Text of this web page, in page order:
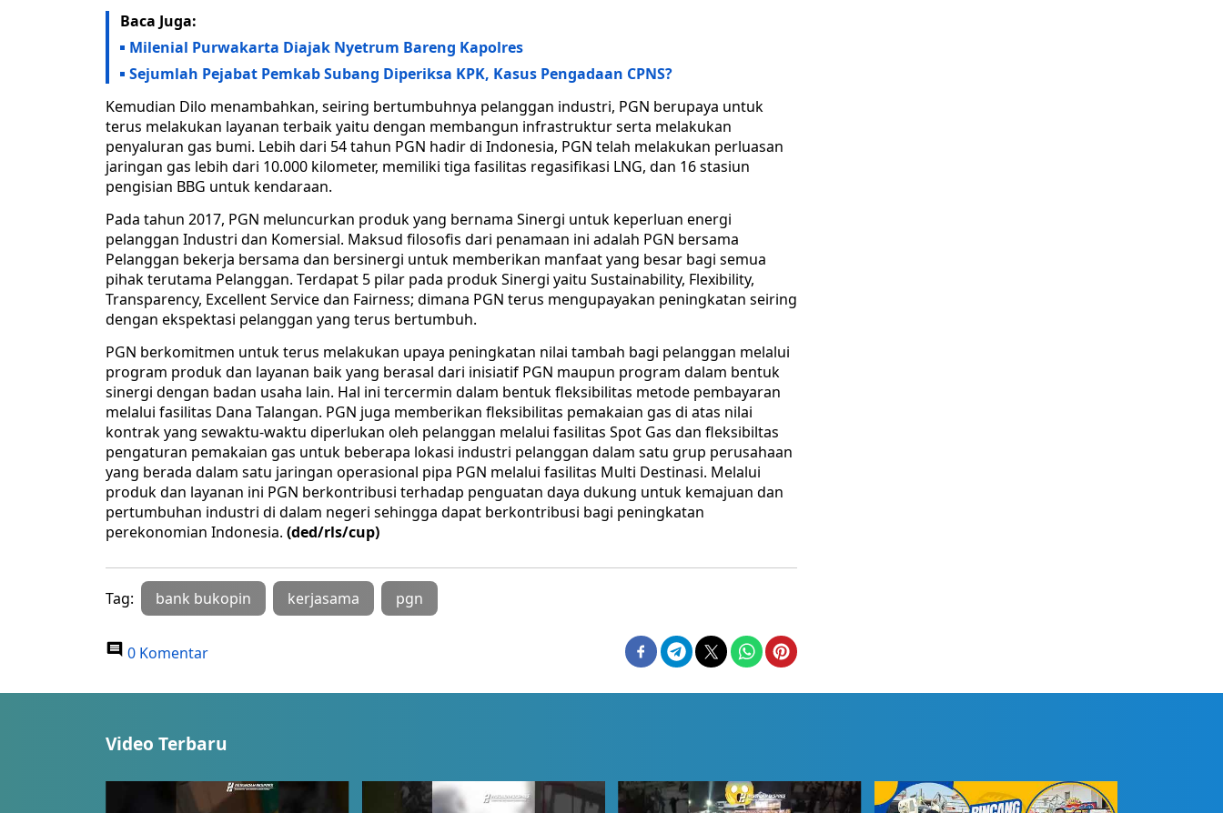
Baca Juga:
Milenial Purwakarta Diajak Nyetrum Bareng Kapolres
Sejumlah Pejabat Pemkab Subang Diperiksa KPK, Kasus Pengadaan CPNS?
Kemudian Dilo menambahkan, seiring bertumbuhnya pelanggan industri, PGN berupaya untuk
terus melakukan layanan terbaik yaitu dengan membangun infrastruktur serta melakukan
penyaluran gas bumi. Lebih dari 54 tahun PGN hadir di Indonesia, PGN telah melakukan perluasan
jaringan gas lebih dari 10.000 kilometer, memiliki tiga fasilitas regasifikasi LNG, dan 16 stasiun
pengisian BBG untuk kendaraan.
Pada tahun 2017, PGN meluncurkan produk yang bernama Sinergi untuk keperluan energi
pelanggan Industri dan Komersial. Maksud ﬁlosoﬁs dari penamaan ini adalah PGN bersama
Pelanggan bekerja bersama dan bersinergi untuk memberikan manfaat yang besar bagi semua
pihak terutama Pelanggan. Terdapat 5 pilar pada produk Sinergi yaitu Sustainability, Flexibility,
Transparency, Excellent Service dan Fairness; dimana PGN terus mengupayakan peningkatan seiring
dengan ekspektasi pelanggan yang terus bertumbuh.
PGN berkomitmen untuk terus melakukan upaya peningkatan nilai tambah bagi pelanggan melalui
program produk dan layanan baik yang berasal dari inisiatif PGN maupun program dalam bentuk
sinergi dengan badan usaha lain. Hal ini tercermin dalam bentuk fleksibilitas metode pembayaran
melalui fasilitas Dana Talangan. PGN juga memberikan fleksibilitas pemakaian gas di atas nilai
kontrak yang sewaktu-waktu diperlukan oleh pelanggan melalui fasilitas Spot Gas dan fleksibiltas
pengaturan pemakaian gas untuk beberapa lokasi industri pelanggan dalam satu grup perusahaan
yang berada dalam satu jaringan operasional pipa PGN melalui fasilitas Multi Destinasi. Melalui
produk dan layanan ini PGN berkontribusi terhadap penguatan daya dukung untuk kemajuan dan
pertumbuhan industri di dalam negeri sehingga dapat berkontribusi bagi peningkatan
perekonomian Indonesia. (ded/rls/cup)
Tag: bank bukopin kerjasama pgn
0 Komentar
Video Terbaru